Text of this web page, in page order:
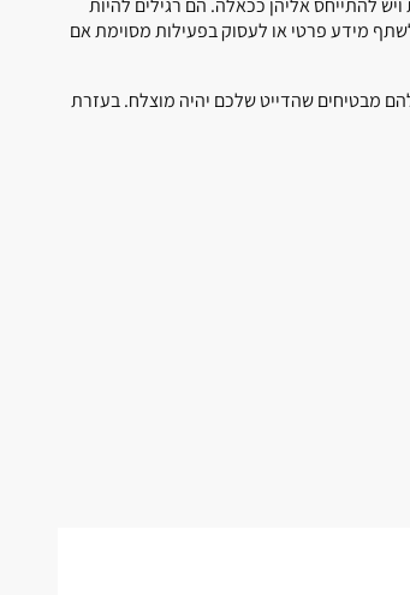
מידע פרטי או לעסוק בפעילות מסוימת אם
שלהם מבטיחים שהדייט שלכם יהיה מוצלח. בעזרת